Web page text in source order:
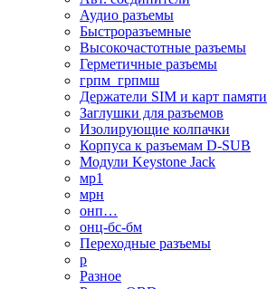
Аудио разъемы
Быстроразъемные
Высокочастотные разъемы
Герметичные разъемы
грпм_грпмш
Держатели SIM и карт памяти
Заглушки для разъемов
Изолирующие колпачки
Корпуса к разъемам D-SUB
Модули Keystone Jack
мр1
мрн
онп…
онц-бс-бм
Переходные разъемы
р
Разное